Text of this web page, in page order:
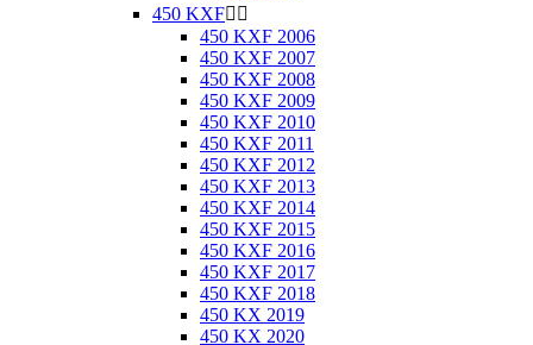
450 KXF 
450 KXF 2006
450 KXF 2007
450 KXF 2008
450 KXF 2009
450 KXF 2010
450 KXF 2011
450 KXF 2012
450 KXF 2013
450 KXF 2014
450 KXF 2015
450 KXF 2016
450 KXF 2017
450 KXF 2018
450 KX 2019
450 KX 2020